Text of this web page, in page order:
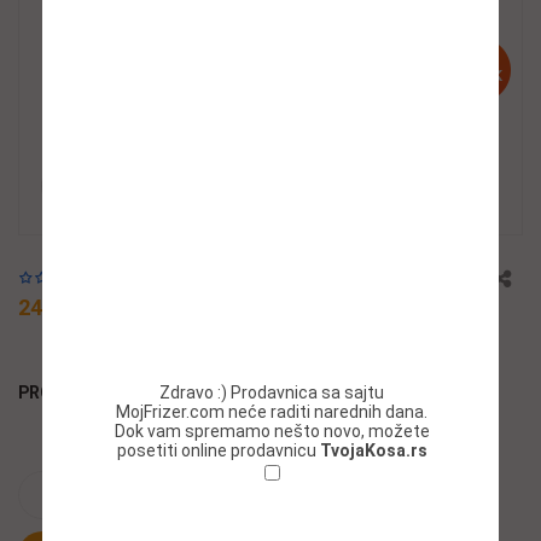
24,05 $
PRODUCT BY:
Zdravo :) Prodavnica sa sajtu
MojFrizer.com neće raditi narednih dana.
Dok vam spremamo nešto novo, možete
posetiti online prodavnicu TvojaKosa.rs